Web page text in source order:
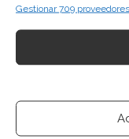
Gestionar 709 proveedores
las dudas sobre
9 Ago 2026
16.600 millones